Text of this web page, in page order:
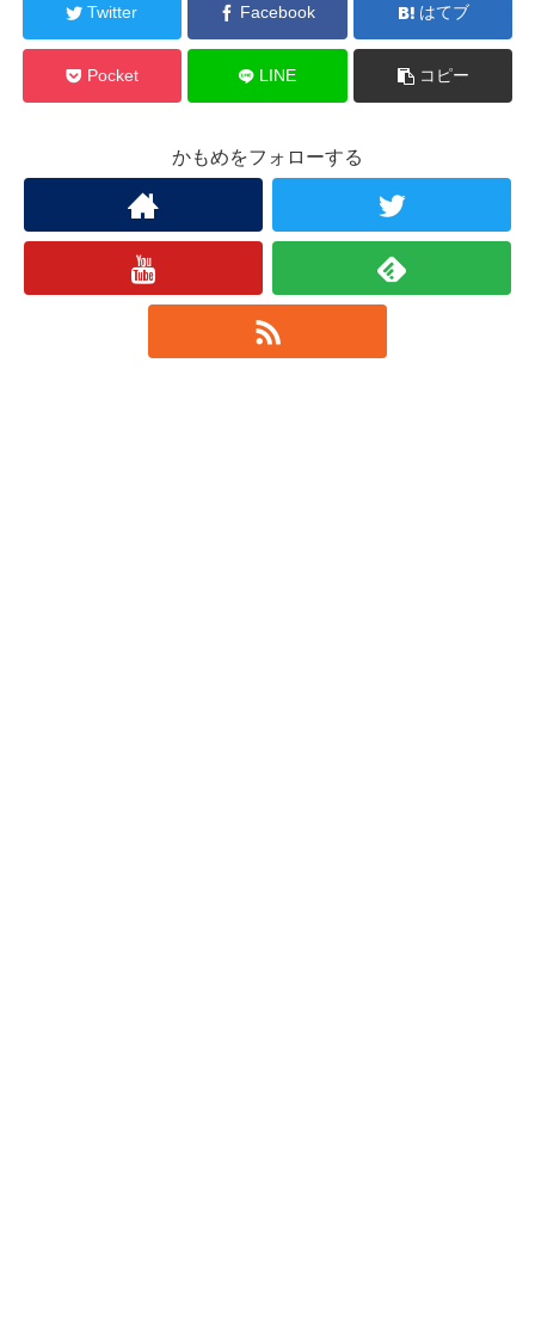
Twitter Facebook はてブ
Pocket LINE コピー
かもめをフォローする